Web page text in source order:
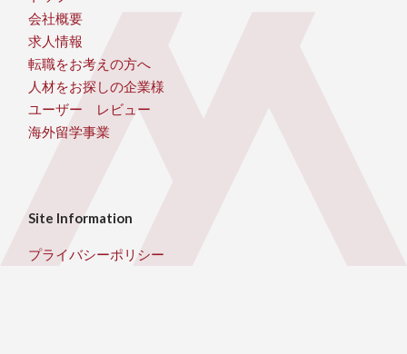
会社概要
求人情報
転職をお考えの方へ
人材をお探しの企業様
ユーザー レビュー
海外留学事業
Site Information
プライバシーポリシー